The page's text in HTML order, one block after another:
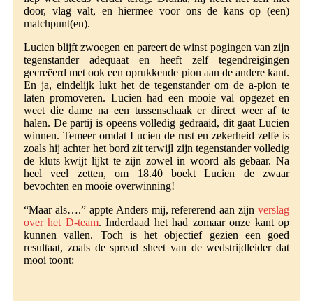
door, vlag valt, en hiermee voor ons de kans op (een)
matchpunt(en).
Lucien blijft zwoegen en pareert de winst pogingen van zijn
tegenstander adequaat en heeft zelf tegendreigingen
gecreëerd met ook een oprukkende pion aan de andere kant.
En ja, eindelijk lukt het de tegenstander om de a-pion te
laten promoveren. Lucien had een mooie val opgezet en
weet die dame na een tussenschaak er direct weer af te
halen. De partij is opeens volledig gedraaid, dit gaat Lucien
winnen. Temeer omdat Lucien de rust en zekerheid zelfe is
zoals hij achter het bord zit terwijl zijn tegenstander volledig
de kluts kwijt lijkt te zijn zowel in woord als gebaar. Na
heel veel zetten, om 18.40 boekt Lucien de zwaar
bevochten en mooie overwinning!
“Maar als….” appte Anders mij, refererend aan zijn verslag
over het D-team. Inderdaad het had zomaar onze kant op
kunnen vallen. Toch is het objectief gezien een goed
resultaat, zoals de spread sheet van de wedstrijdleider dat
mooi toont: